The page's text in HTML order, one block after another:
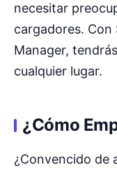
necesitar
cargadores. Con
Manager,
cualquier lugar.
¿Cómo
¿Convencido de